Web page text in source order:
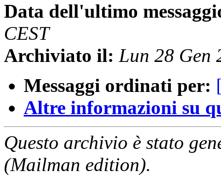
Data dell'ultimo
CEST
Archiviato il: Lun 28 Gen
Messaggi ordinati per:
Altre informazioni su
Questo archivio è stato
(Mailman edition).